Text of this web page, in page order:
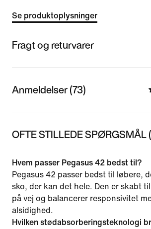
Se produktoplysninger
Fragt og returvarer
Anmeldelser (73)
OFTE STILLEDE SPØRGSMÅL
Hvem passer Pegasus 42 bedst til?
Pegasus 42 passer bedst til løbere,
sko, der kan det hele. Den er skabt
på vej og balancerer responsivitet
alsidighed.
Hvilken stødabsorberingsteknologi